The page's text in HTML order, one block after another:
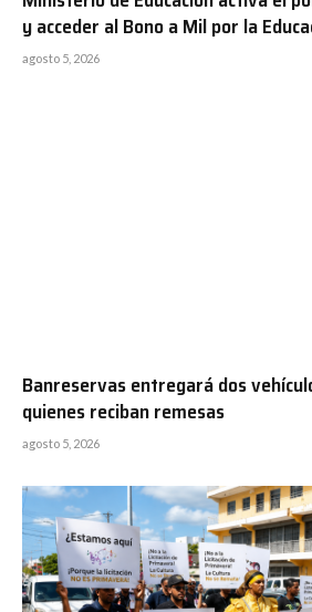
y acceder al Bono a Mil por la
agosto 5, 2026
Banreservas entregará dos
quienes reciban remesas
agosto 5, 2026